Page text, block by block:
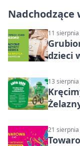
Nadchodzące
11
dzieci
13
21